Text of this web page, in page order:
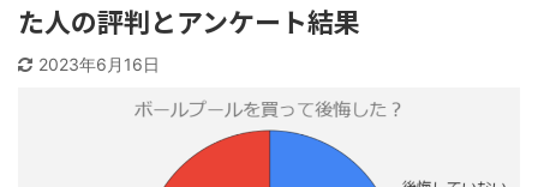
た人の評判とアンケート結果
2023年6月16日